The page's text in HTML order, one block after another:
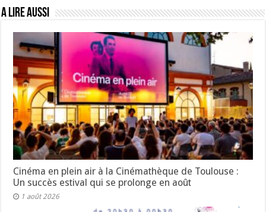
A lire aussi
Cinéma en plein air à la Cinémathèque de Toulouse :
Un succès estival qui se prolonge en août
1 août 2026